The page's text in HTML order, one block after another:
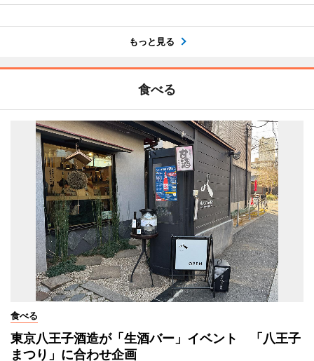
もっと見る
食べる
食べる
東京八王子酒造が「生酒バー」イベント 「八王子
まつり」に合わせ企画